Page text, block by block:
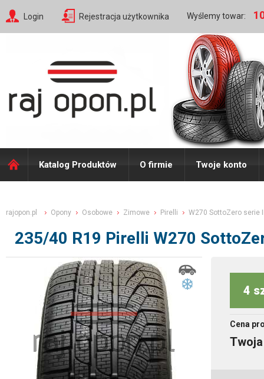
Login Rejestracja użytkownika Wyślemy towar:
Katalog Produktów O firmie Twoje konto
rajopon.pl Opony Osobowe Zimowe Pirelli W270 SottoZero serie
235/40 R19 Pirelli W270
4
Cena